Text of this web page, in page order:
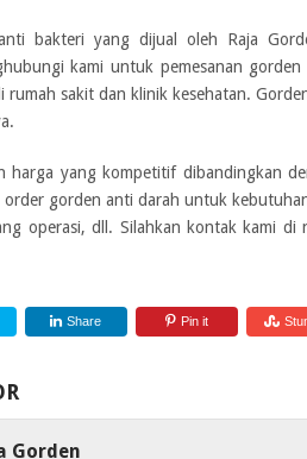
bakteri yang dijual oleh Raja
kami untuk pemesanan
sakit dan klinik kesehatan.
harga yang kompetitif dibandingkan
gorden anti darah untuk
operasi, dll. Silahkan kontak kami di
Share Pin it
Gorden